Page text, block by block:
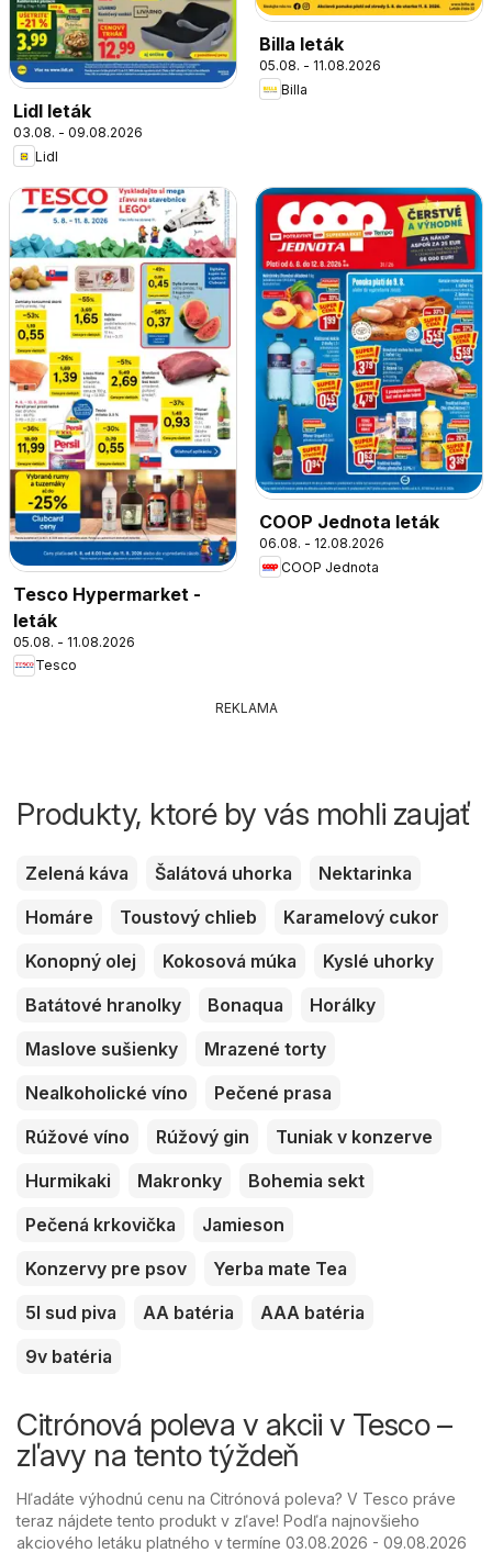
Lidl leták
03.08. - 09.08.2026
Lidl
Billa leták
05.08. - 11.08.2026
Billa
Tesco Hypermarket -
leták
05.08. - 11.08.2026
Tesco
COOP Jednota leták
06.08. - 12.08.2026
COOP Jednota
REKLAMA
Produkty, ktoré by vás mohli zaujať
Zelená káva Šalátová uhorka
Nektarinka
Homáre
Toustový chlieb
Karamelový cukor
Konopný olej
Kokosová múka
Kyslé uhorky
Batátové hranolky
Bonaqua
Horálky
Maslove sušienky
Mrazené torty
Nealkoholické víno
Pečené prasa
Rúžové víno
Rúžový gin
Tuniak v konzerve
Hurmikaki
Makronky
Bohemia sekt
Pečená krkovička
Jamieson
Konzervy pre psov
Yerba mate Tea
5l sud piva
AA batéria
AAA batéria
9v batéria
Citrónová poleva v akcii v Tesco –
zľavy na tento týždeň
Hľadáte výhodnú cenu na Citrónová poleva? V Tesco práve
teraz nájdete tento produkt v zľave! Podľa najnovšieho
akciového letáku platného v termíne 03.08.2026 - 09.08.2026